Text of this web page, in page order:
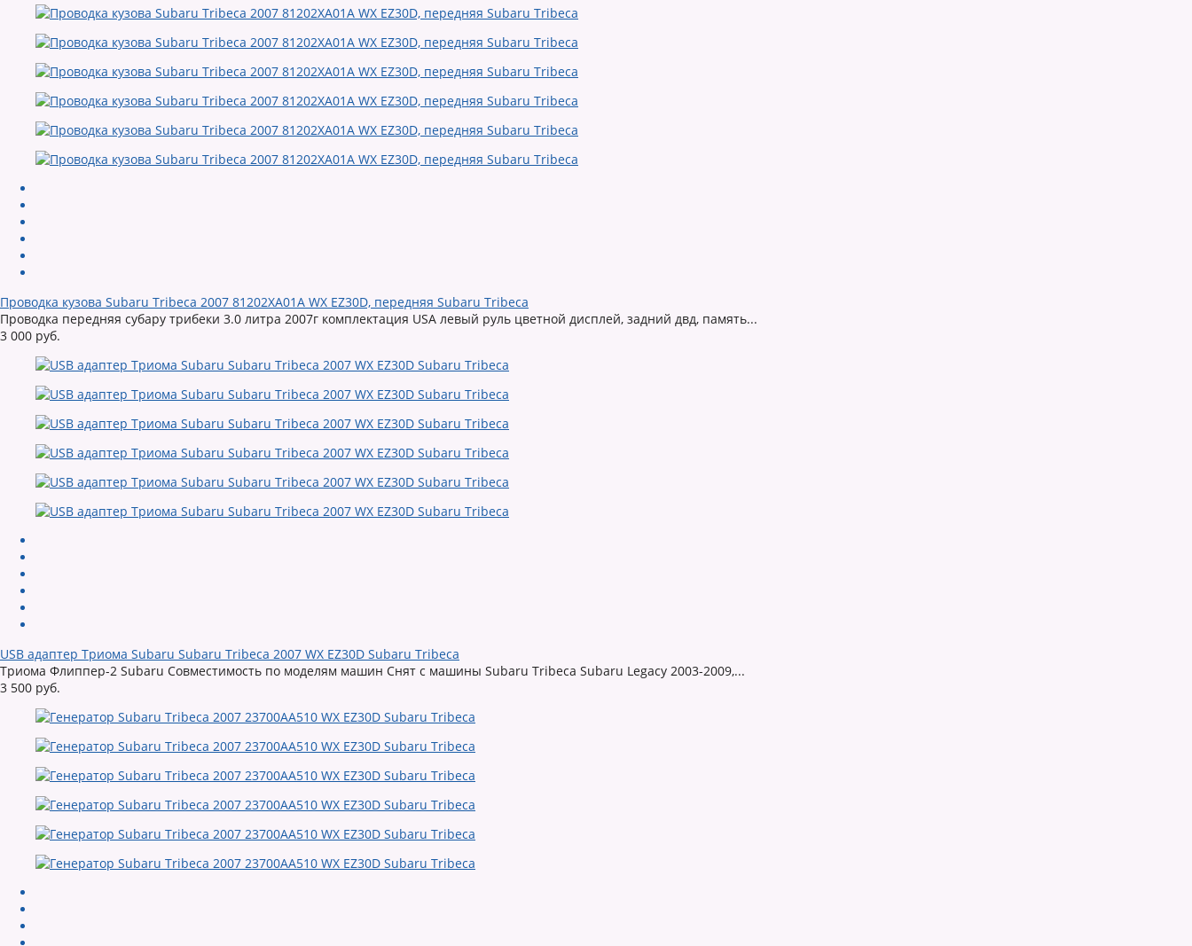
Проводка кузова Subaru Tribeca 2007 81202XA01A WX EZ30D, передняя Subaru Tribeca
Проводка передняя субару трибеки 3.0 литра 2007г комплектация USA левый руль цветной дисплей, задний двд, память...
3 000 руб.
USB адаптер Триома Subaru Subaru Tribeca 2007 WX EZ30D Subaru Tribeca
Триома Флиппер-2 Subaru Совместимость по моделям машин Снят с машины Subaru Tribeca Subaru Legacy 2003-2009,...
3 500 руб.